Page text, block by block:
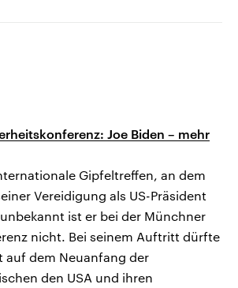
Joe Biden – mehr
Gipfeltreffen, an dem
Vereidigung als US-Präsident
ist er bei der Münchner
nicht. Bei seinem Auftritt dürfte
auf dem Neuanfang der
den USA und ihren